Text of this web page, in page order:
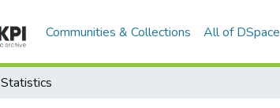
Communities & Collections All of DSpace
Statistics